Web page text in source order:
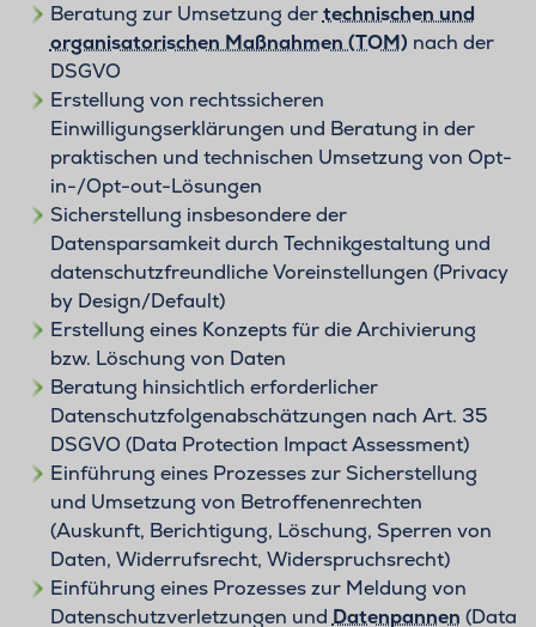
Beratung zur Umsetzung dertechnischen und
organisatorischen Maßnahmen (TOM) nach der
DSGVO
Erstellung von rechtssicheren
Einwilligungserklärungen und Beratung in der
praktischen und technischen Umsetzung von Opt-
in-/Opt-out-Lösungen
Sicherstellung insbesondere der
Datensparsamkeit durch Technikgestaltung und
datenschutzfreundliche Voreinstellungen (Privacy
by Design/Default)
Erstellung eines Konzepts für die Archivierung
bzw. Löschung von Daten
Beratung hinsichtlich erforderlicher
Datenschutzfolgenabschätzungen nach Art. 35
DSGVO (Data Protection Impact Assessment)
Einführung eines Prozesses zur Sicherstellung
und Umsetzung von Betroffenenrechten
(Auskunft, Berichtigung, Löschung, Sperren von
Daten, Widerrufsrecht, Widerspruchsrecht)
Einführung eines Prozesses zur Meldung von
Datenschutzverletzungen und Datenpannen (Data